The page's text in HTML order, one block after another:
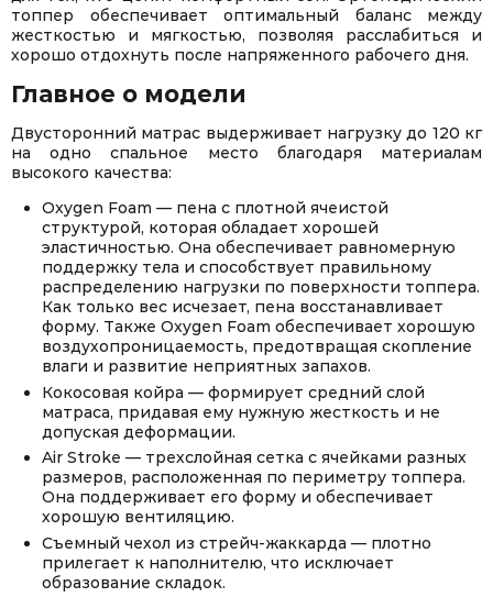
топпер обеспечивает оптимальный баланс между
жесткостью и мягкостью, позволяя расслабиться и
хорошо отдохнуть после напряженного рабочего дня.
Главное о модели
Двусторонний матрас выдерживает нагрузку до 120 кг
на одно спальное место благодаря материалам
высокого качества:
Oxygen Foam — пена с плотной ячеистой
структурой, которая обладает хорошей
эластичностью. Она обеспечивает равномерную
поддержку тела и способствует правильному
распределению нагрузки по поверхности топпера.
Как только вес исчезает, пена восстанавливает
форму. Также Oxygen Foam обеспечивает хорошую
воздухопроницаемость, предотвращая скопление
влаги и развитие неприятных запахов.
Кокосовая койра — формирует средний слой
матраса, придавая ему нужную жесткость и не
допуская деформации.
Air Stroke — трехслойная сетка с ячейками разных
размеров, расположенная по периметру топпера.
Она поддерживает его форму и обеспечивает
хорошую вентиляцию.
Съемный чехол из стрейч-жаккарда — плотно
прилегает к наполнителю, что исключает
образование складок.